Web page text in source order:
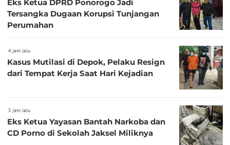
Eks Ketua DPRD Ponorogo Jadi
Tersangka Dugaan Korupsi Tunjangan
Perumahan
4 jam lalu
Kasus Mutilasi di Depok, Pelaku Resign
dari Tempat Kerja Saat Hari Kejadian
5 jam lalu
Eks Ketua Yayasan Bantah Narkoba dan
CD Porno di Sekolah Jaksel Miliknya